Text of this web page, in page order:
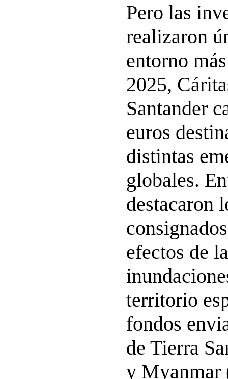
Pero las
realizaron
entorno
2025,
Santander
euros
distintas
globales.
destacaron
efectos de
territorio
fondos
de Tierra
y Myanmar